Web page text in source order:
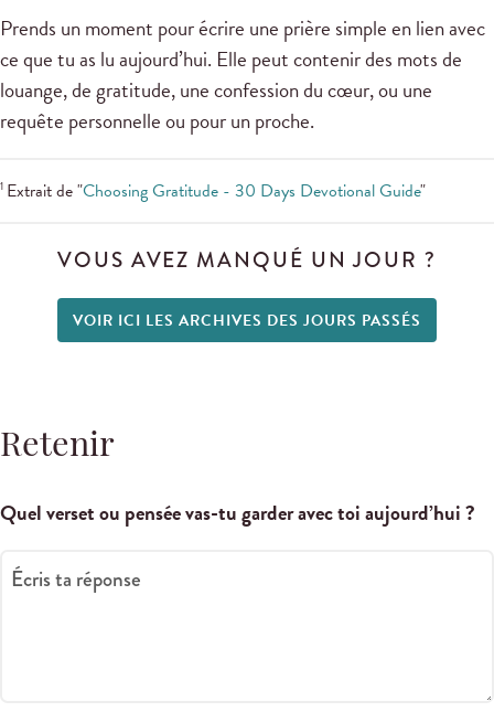
Prends un moment pour écrire une prière simple en lien avec
ce que tu as lu aujourd’hui. Elle peut contenir des mots de
louange, de gratitude, une confession du cœur, ou une
requête personnelle ou pour un proche.
1 Extrait de "Choosing Gratitude - 30 Days Devotional Guide"
VOUS AVEZ MANQUÉ UN JOUR ?
VOIR ICI LES ARCHIVES DES JOURS PASSÉS
Retenir
Quel verset ou pensée vas-tu garder avec toi aujourd’hui ?
Écris ta réponse